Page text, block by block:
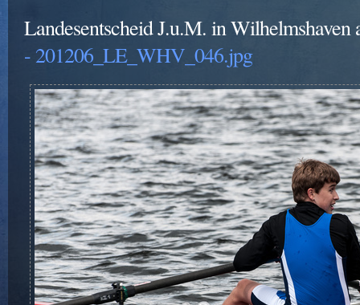
Landesentscheid J.u.M. in Wilhelmshaven
- 201206_LE_WHV_046.jpg